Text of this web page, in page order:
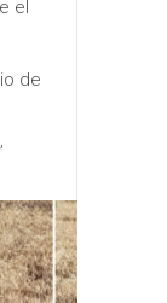
el
de